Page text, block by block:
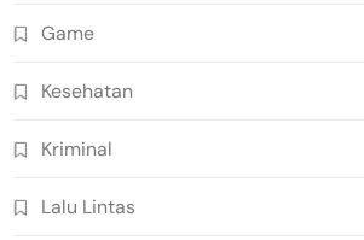
Game
Kesehatan
Kriminal
Lalu Lintas